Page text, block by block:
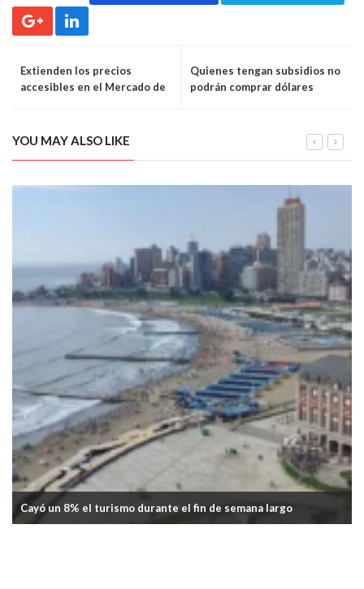
Extienden los precios
accesibles en el Mercado de
Quienes tengan subsidios no
podrán comprar dólares
YOU MAY ALSO LIKE
Disminuyó el gasto total de turistas durante Semana Santa